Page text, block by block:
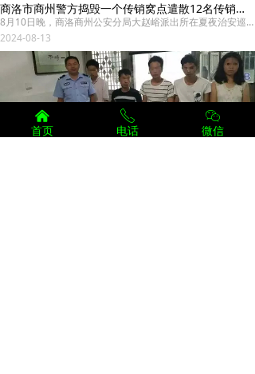
商洛市商州警方捣毁一个传销窝点遣散12名传销人员
8月10日晚，商洛商州公安分局大赵峪派出所在夏夜治安巡查宣防统一行动中，根据前期摸排线索，在辖区刘塬社区成功捣毁一传销窝点，遣散12名传销人员。
2024-08-13
낀
首页
ꂅ
电话
ꀤ
微信